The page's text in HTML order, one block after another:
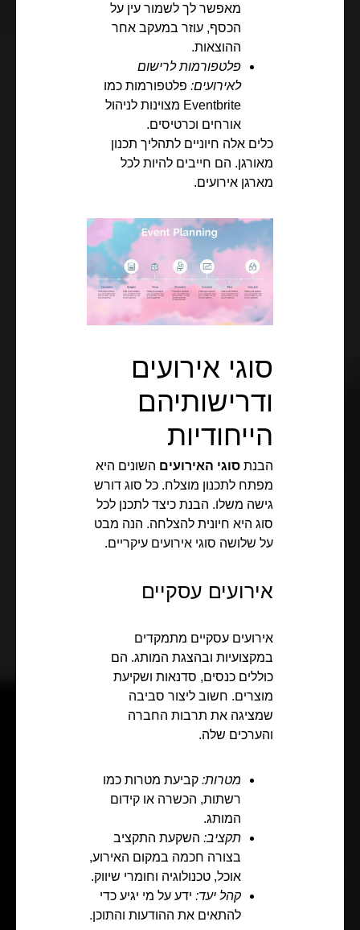
מאפשר לך לשמור עין על
הכסף, עוזר במעקב אחר
ההוצאות.
פלטפורמות לרישום
לאירועים: פלטפורמות כמו
Eventbrite מצוינות לניהול
אורחים וכרטיסים.
כלים אלה חיוניים לתהליך תכנון
מאורגן. הם חייבים להיות לכל
מארגן אירועים.
סוגי אירועים
ודרישותיהם
הייחודיות
הבנת סוגי האירועים השונים היא
מפתח לתכנון מוצלח. כל סוג דורש
גישה משלו. הבנת כיצד לתכנן לכל
סוג היא חיונית להצלחה. הנה מבט
על שלושה סוגי אירועים עיקריים.
אירועים עסקיים
אירועים עסקיים מתמקדים
במקצועיות ובהצגת המותג. הם
כוללים כנסים, סדנאות ושקיעת
מוצרים. חשוב ליצור סביבה
שמציגה את תרבות החברה
והערכים שלה.
מטרות: קביעת מטרות כמו
רשתות, הכשרה או קידום
המותג.
תקציב: השקעת התקציב
בצורה חכמה במקום האירוע,
אוכל, טכנולוגיה וחומרי שיווק.
קהל יעד: ידע על מי יגיע כדי
להתאים את ההודעות והתוכן.